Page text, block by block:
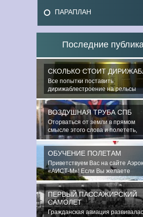
ПАРАПЛАН
Последние
СКОЛЬКО СТОИТ
Все попытки поставить
дирижаблестроение на рельсы
массового коммерческого...
ВОЗДУШНАЯ ТРУБА СПБ
Оторваться от земли в прямом
смысле этого слова и полететь,
преодолев силу...
ОБУЧЕНИЕ ПОЛЕТАМ
Приветствуем Вас на сайте
«АИСТ-М»! Если Вы желаете
познакомиться...
ПЕРВЫЙ ПАССАЖИРСКИЙ
САМОЛЕТ
Гражданская авиация